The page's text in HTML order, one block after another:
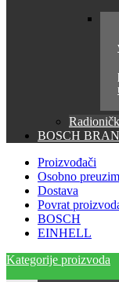
BOSCH
Proizvođači
Osobno
Dostava
Povrat
BOSCH
EINHELL
Kategorije proizvoda